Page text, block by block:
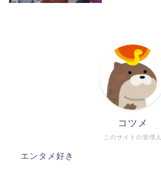
このサイトの管理人
コツメ
エンタメ好き